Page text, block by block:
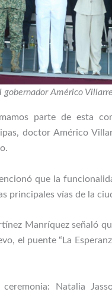
gobernador Américo
parte de esta
doctor Américo
que la
principales vías de la
Manríquez señaló
el puente “La
Natalia